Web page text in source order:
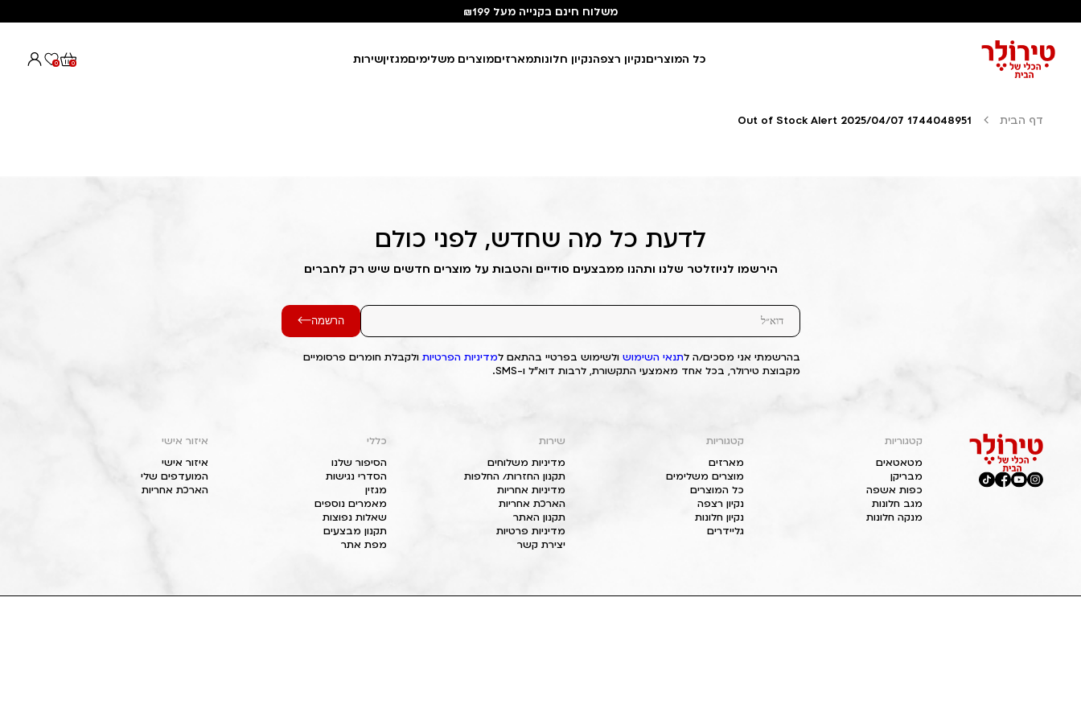
משלוח חינם בקנייה מעל ₪199
כל המוצריםנקיון רצפהנקיון חלונותמארזיםמוצרים משלימיםמגזיןשירות 0
0
דף הבית Out of Stock Alert 2025/04/07 1744048951
לדעת כל מה שחדש, לפני כולם
הירשמו לניוזלטר שלנו ותהנו ממבצעים סודיים והטבות על מוצרים חדשים שיש רק לחברים
הרשמה
בהרשמתי אני מסכים/ה לתנאי השימוש ולשימוש בפרטיי בהתאם למדיניות הפרטיות ולקבלת חומרים פרסומיים
מקבוצת טירולר, בכל אחד מאמצעי התקשורת, לרבות דוא"ל ו-SMS.
קטגוריות
מטאטאים
מבריקן
כפות אשפה
מגב חלונות
מנקה חלונות
קטגוריות
מארזים
מוצרים משלימים
כל המוצרים
נקיון רצפה
נקיון חלונות
גליידרים
שירות
מדיניות משלוחים
תקנון החזרות/ החלפות
מדיניות אחריות
הארכת אחריות
תקנון האתר
מדיניות פרטיות
יצירת קשר
כללי
הסיפור שלנו
הסדרי נגישות
מגזין
מאמרים נוספים
שאלות נפוצות
תקנון מבצעים
מפת אתר
איזור אישי
איזור אישי
המועדפים שלי
הארכת אחריות